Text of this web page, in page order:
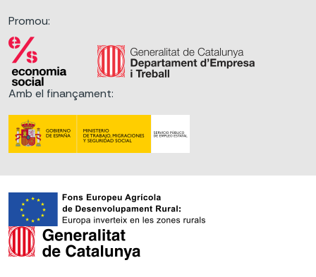
Promou:
Amb el finançament: